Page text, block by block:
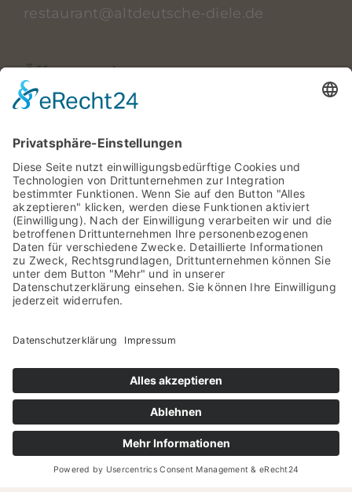
restaurant@altdeutsche-diele.de
Öffnungszeiten
SA 11:30 bis 23:00 Uhr
SO 9:30 bis 23:00 Uhr
oder nach Vereinbarung
(Küche bis 21:00 Uhr)
Rechtliches
Datenschutz
Copyright 2023 |VISIONDental